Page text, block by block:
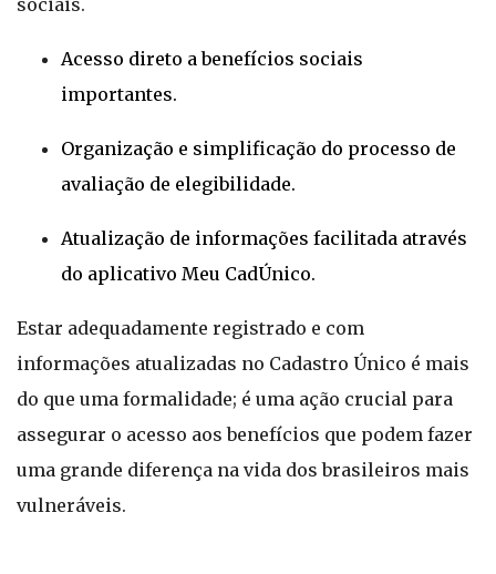
sociais.
Acesso direto a benefícios sociais
importantes.
Organização e simplificação do processo de
avaliação de elegibilidade.
Atualização de informações facilitada através
do aplicativo Meu CadÚnico.
Estar adequadamente registrado e com
informações atualizadas no Cadastro Único é mais
do que uma formalidade; é uma ação crucial para
assegurar o acesso aos benefícios que podem fazer
uma grande diferença na vida dos brasileiros mais
vulneráveis.